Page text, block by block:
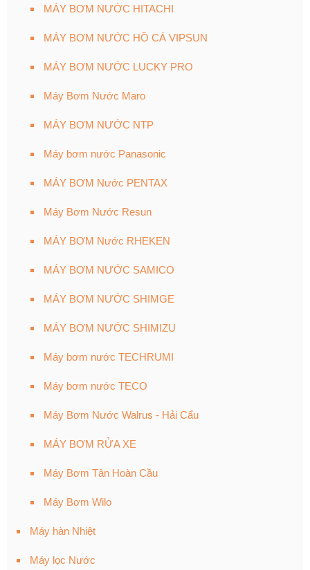
MÁY BƠM NƯỚC HITACHI
MÁY BƠM NƯỚC HỒ CÁ VIPSUN
MÁY BƠM NƯỚC LUCKY PRO
Máy Bơm Nước Maro
MÁY BƠM NƯỚC NTP
Máy bơm nước Panasonic
MÁY BƠM Nước PENTAX
Máy Bơm Nước Resun
MÁY BƠM Nước RHEKEN
MÁY BƠM NƯỚC SAMICO
MÁY BƠM NƯỚC SHIMGE
MÁY BƠM NƯỚC SHIMIZU
Máy bơm nước TECHRUMI
Máy bơm nước TECO
Máy Bơm Nước Walrus - Hải Cẩu
MÁY BƠM RỬA XE
Máy Bơm Tân Hoàn Cầu
Máy Bơm Wilo
Máy hàn Nhiệt
Máy lọc Nước